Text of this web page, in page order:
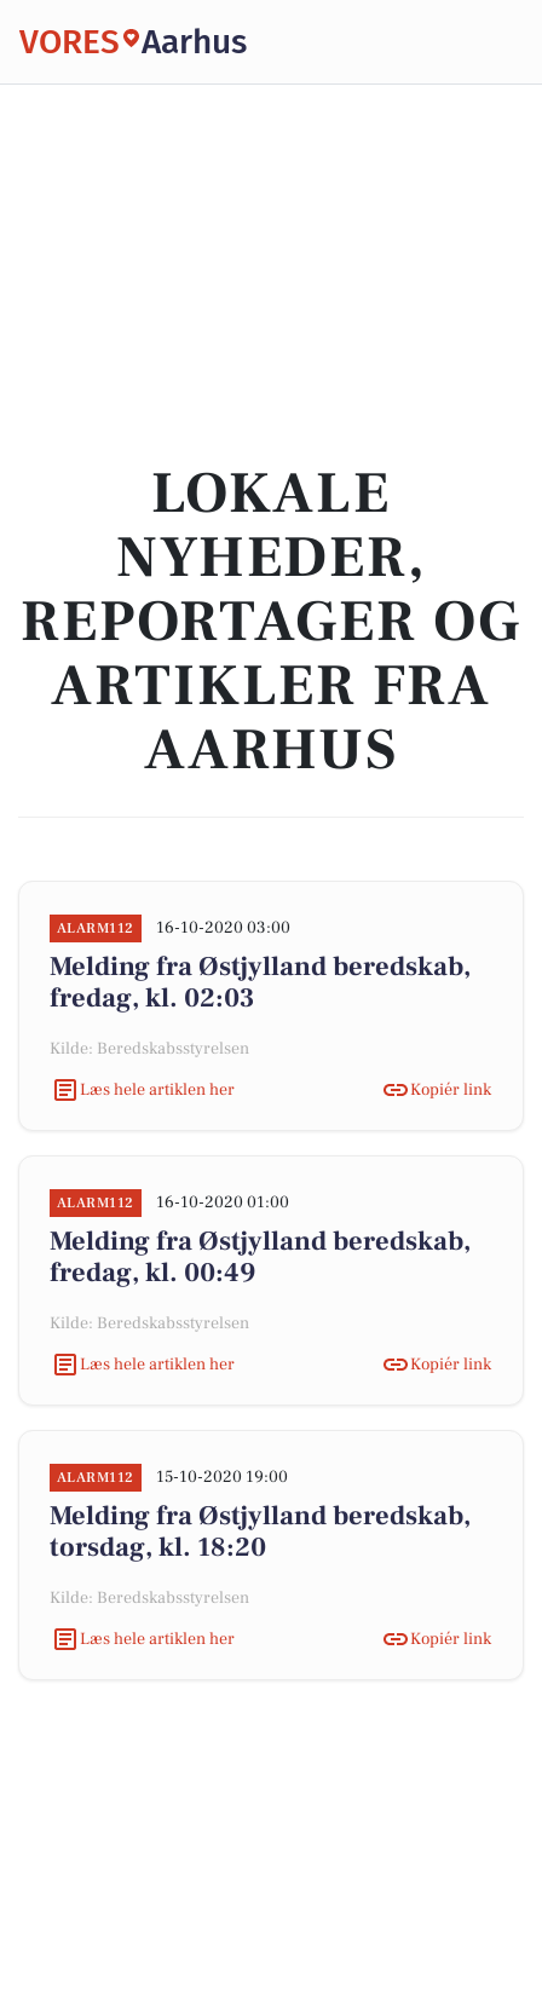
VORES Aarhus
LOKALE
NYHEDER,
REPORTAGER OG
ARTIKLER FRA
AARHUS
ALARM112 16-10-2020 03:00
Melding fra Østjylland beredskab,
fredag, kl. 02:03
Kilde: Beredskabsstyrelsen
Læs hele artiklen her
Kopiér link
ALARM112 16-10-2020 01:00
Melding fra Østjylland beredskab,
fredag, kl. 00:49
Kilde: Beredskabsstyrelsen
Læs hele artiklen her
Kopiér link
ALARM112 15-10-2020 19:00
Melding fra Østjylland beredskab,
torsdag, kl. 18:20
Kilde: Beredskabsstyrelsen
Læs hele artiklen her
Kopiér link